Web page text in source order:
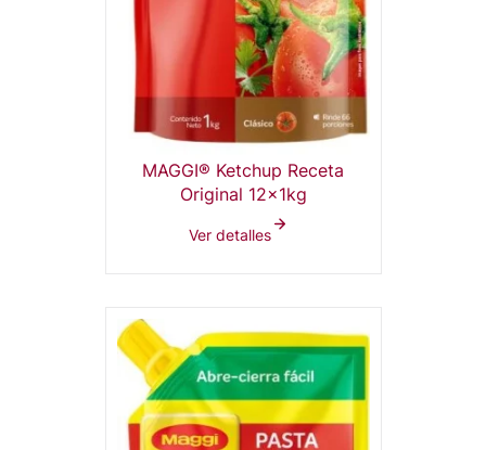
MAGGI® Ketchup Receta
Original 12x1kg
Ver detalles